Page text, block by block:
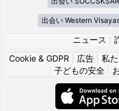
出会い Western
ニュース
Cookie & GDPR
広告 私
子どもの安全|